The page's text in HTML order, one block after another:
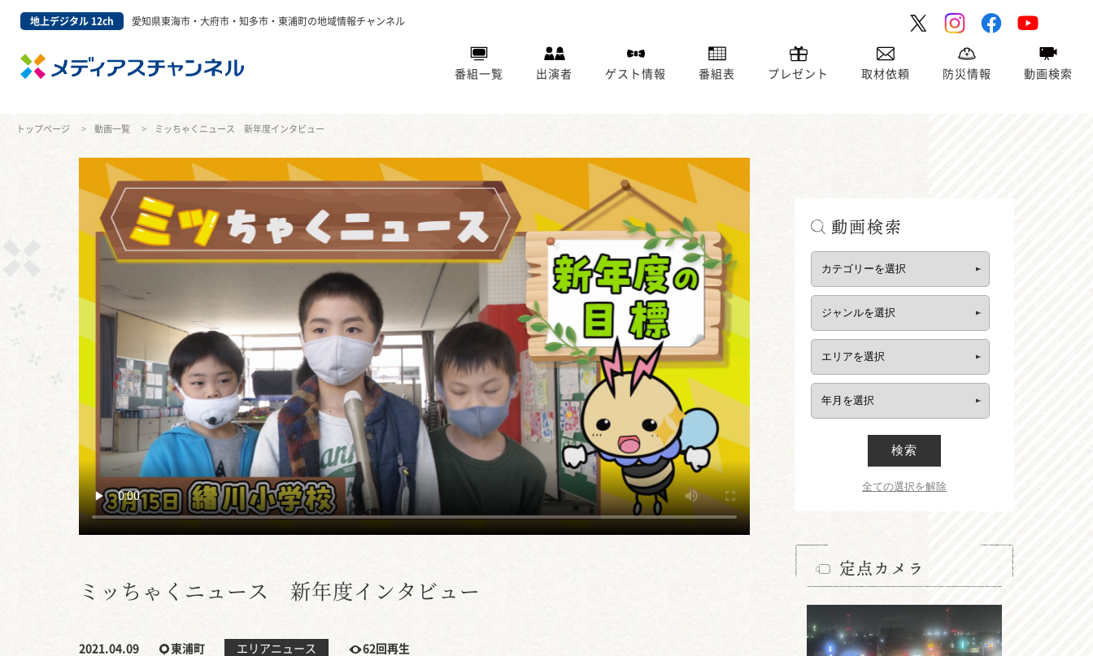
地上デジタル 12ch 愛知県東海市・大府市・知多市・東浦町の地域情報チャンネル
番組一覧 出演者 ゲスト情報 番組表 プレゼント 取材依頼 防災情報 動画検索
トップページ 動画一覧 ミッちゃくニュース 新年度インタビュー
ミッちゃくニュース 新年度インタビュー
2021.04.09 東浦町 エリアニュース 62回再生
動画検索
検索
全ての選択を解除
定点カメラ